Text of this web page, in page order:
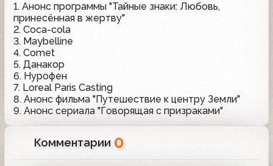
1. Анонс программы "Тайные знаки: Любовь,
принесённая в жертву"
2. Coca-cola
3. Maybelline
4. Comet
5. Данакор
6. Нурофен
7. Loreal Paris Casting
8. Анонс фильма "Путешествие к центру Земли"
9. Анонс сериала "Говорящая с призраками"
Комментарии 0